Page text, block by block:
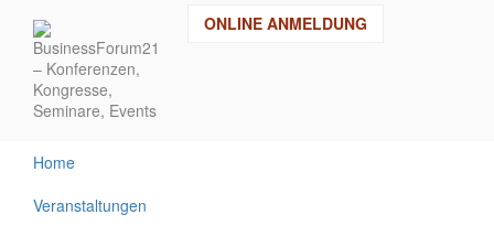
Inhalt
ONLINE ANMELDUNG
Home
Veranstaltungen